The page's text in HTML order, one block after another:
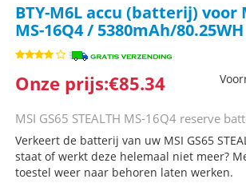
BTY-M6L accu (batterij) voor
MS-16Q4 / 5380mAh/80.25WH
Onze prijs:€85.34
MSI GS65 STEALTH MS-16Q4 reserve
Verkeert de batterij van uw MSI GS65
staat of werkt deze helemaal niet meer?
toestel weer naar behoren laten werken.